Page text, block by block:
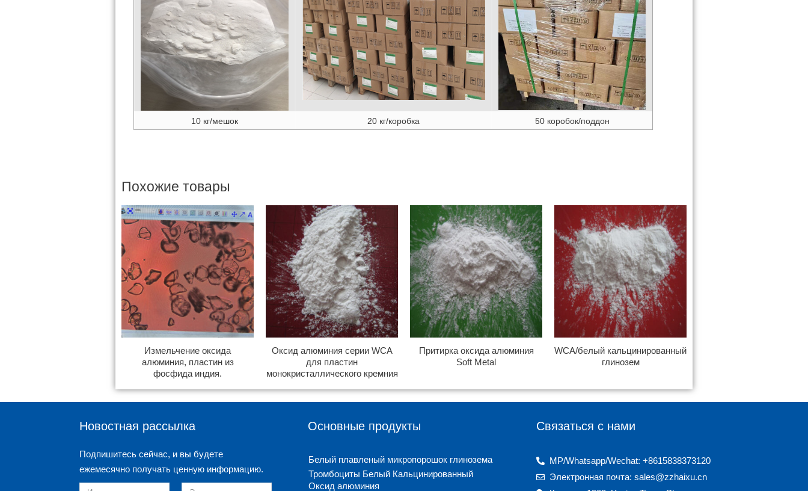
10 кг/мешок 20 кг/коробка 50 коробок/поддон
Похожие товары
Измельчение оксида
алюминия, пластин из
фосфида индия.
Оксид алюминия серии WCA
для пластин
монокристаллического кремния
Притирка оксида алюминия
Soft Metal
WCA/белый кальцинированный
глинозем
Новостная рассылка
Подпишитесь сейчас, и вы будете
ежемесячно получать ценную информацию.
Основные продукты
Белый плавленый микропорошок глинозема
Тромбоциты Белый Кальцинированный
Оксид алюминия
Связаться с нами
MP/Whatsapp/Wechat: +8615838373120
Электронная почта: sales@zzhaixu.cn